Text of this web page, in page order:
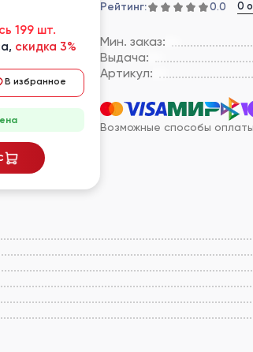
Рейтинг: 0.0 0
Мин. заказ:
Выдача:
Артикул:
Возможные способы оплаты
199 шт.
скидка 3%
В избранное